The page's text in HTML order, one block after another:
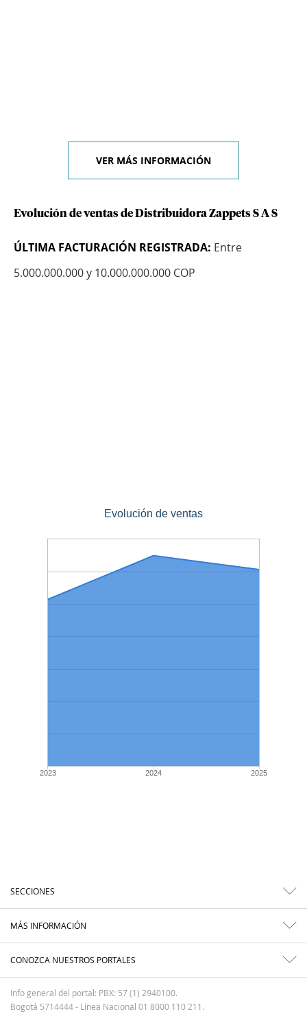
VER MÁS INFORMACIÓN
Evolución de ventas de Distribuidora Zappets S A S
ÚLTIMA FACTURACIÓN REGISTRADA: Entre
5.000.000.000 y 10.000.000.000 COP
Evolución de ventas
2023 2024 2025
SECCIONES
MÁS INFORMACIÓN
CONOZCA NUESTROS PORTALES
Info general del portal: PBX: 57 (1) 2940100.
Bogotá 5714444 - Línea Nacional 01 8000 110 211.